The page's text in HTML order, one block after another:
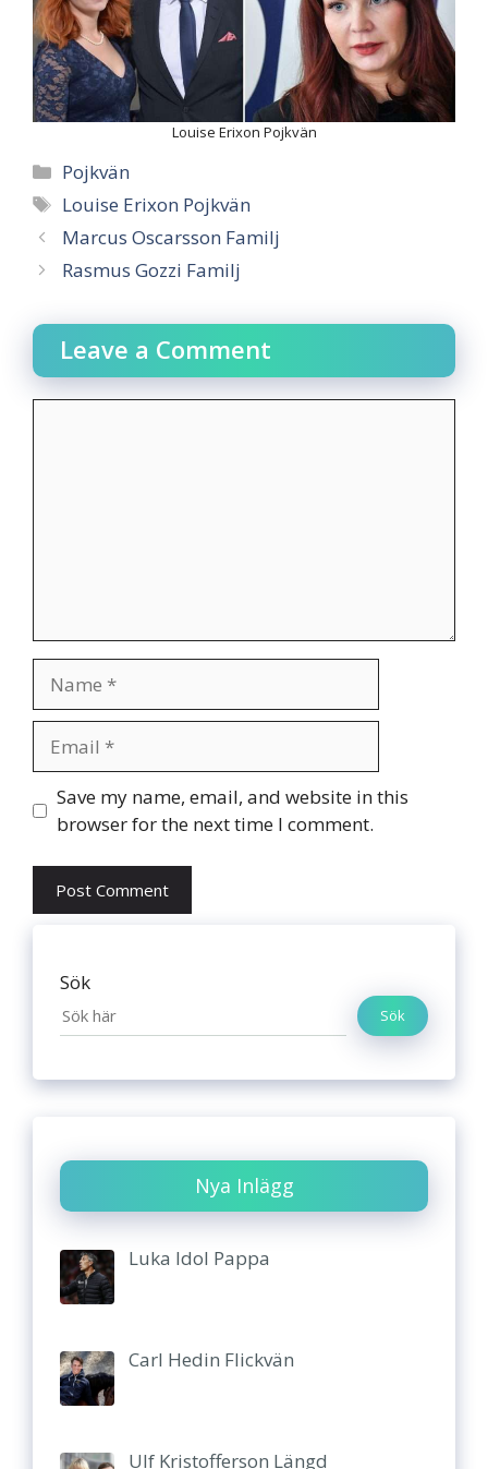
Louise Erixon Pojkvän
Categories
Pojkvän
Tags
Louise Erixon Pojkvän
Marcus Oscarsson Familj
Rasmus Gozzi Familj
Leave a Comment
Website
Save my name, email, and website in this
browser for the next time I comment.
Sök
Sök
Nya Inlägg
Luka Idol Pappa
Carl Hedin Flickvän
Ulf Kristofferson Längd